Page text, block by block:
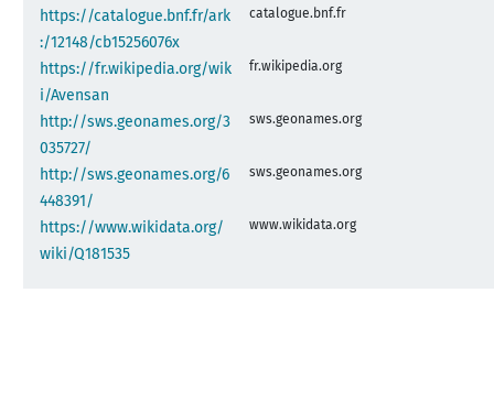
https://catalogue.bnf.fr/ark
:/12148/cb15256076x
catalogue.bnf.fr
https://fr.wikipedia.org/wik
i/Avensan
fr.wikipedia.org
http://sws.geonames.org/3
035727/
sws.geonames.org
http://sws.geonames.org/6
448391/
sws.geonames.org
https://www.wikidata.org/
wiki/Q181535
www.wikidata.org